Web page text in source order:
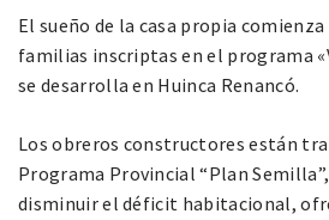
El sueño de la casa propia
familias inscriptas en el programa
se desarrolla en Huinca Renancó.
Los obreros constructores están
Programa Provincial “Plan
disminuir el déficit habitacional,